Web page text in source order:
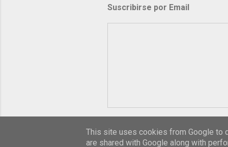
perdón
Suscribirse por Email
This site uses cookies from Google to
are shared with Google along with